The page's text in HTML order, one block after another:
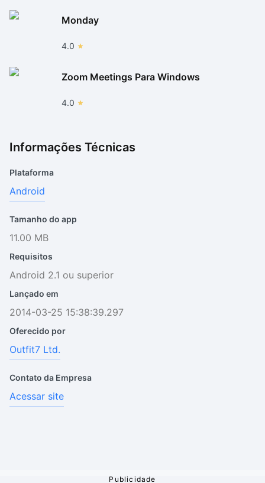
Monday
4.0
Zoom Meetings Para Windows
4.0
Informações Técnicas
Plataforma
Android
Tamanho do app
11.00 MB
Requisitos
Android 2.1 ou superior
Lançado em
2014-03-25 15:38:39.297
Oferecido por
Outfit7 Ltd.
Contato da Empresa
Acessar site